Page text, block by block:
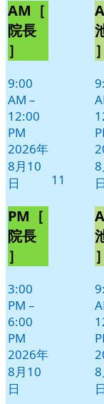
月
10
日
イ
ト)
AM［
院長
］
9:00
AM –
12:00
PM
2026年
8月10
日
PM［
院長
］
3:00
PM –
6:00
PM
2026年
8月10
日
11
］
日
］
日